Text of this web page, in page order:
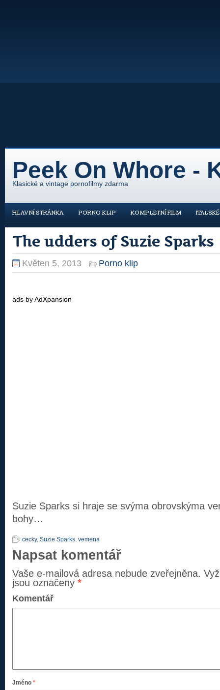
Peek On Whore -
Klasické a vintage pornofilmy zdarma
HLAVNÍ STRÁNKA PORNO KLIP KOMPLETNÍ FILM
The udders of Suzie Sparks
Květen 5, 2013 Porno klip
ads by AdXpansion
Suzie Sparks si hraje se svýma obrovskýma
bohy…
cecky, Suzie Sparks, vemena
Napsat komentář
Vaše e-mailová adresa nebude zveřejněna.
jsou označeny *
Komentář
Jméno *